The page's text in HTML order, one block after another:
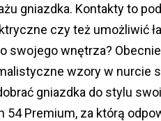
gniazdka. Kontakty to
czy też umożliwić
swojego wnętrza?
wzory w nurcie
gniazdka do stylu
54 Premium, za którą